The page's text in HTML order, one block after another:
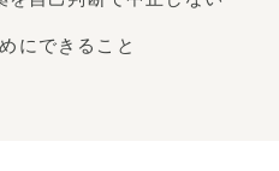
にできること